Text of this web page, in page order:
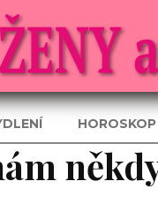
HOROSKOP